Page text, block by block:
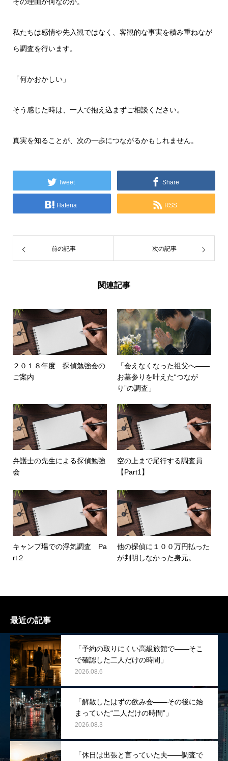
私たちは感情や先入観ではなく、客観的な事実を積み重ねなが
ら調査を行います。
「何かおかしい」
そう感じた時は、一人で抱え込まずご相談ください。
真実を知ることが、次の一歩につながるかもしれません。
Tweet Share
Hatena RSS
前の記事 次の記事
関連記事
２０１８年度 探偵勉強会の
ご案内
「会えなくなった祖父へ――
お墓参りを叶えた“つなが
り”の調査」
弁護士の先生による探偵勉強
会
空の上まで尾行する調査員
【Part1】
キャンプ場での浮気調査 Pa
rt２
他の探偵に１００万円払った
が判明しなかった身元。
最近の記事
「予約の取りにくい高級旅館で――そこ
で確認した二人だけの時間」
2026.08.6
「解散したはずの飲み会――その後に始
まっていた“二人だけの時間”」
2026.08.3
「休日は出張と言っていた夫――調査で